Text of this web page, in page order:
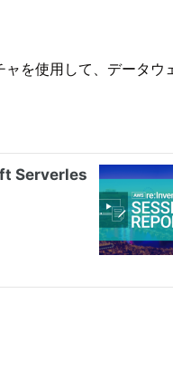
を使用して、データ